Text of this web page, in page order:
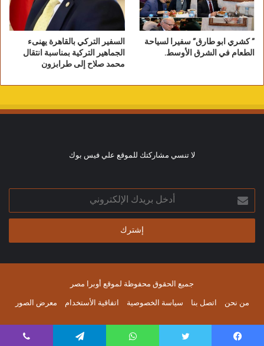
” كشري ابو طارق” سفيرا لسياحة
الطعام في الشرق الأوسط.
السفير التركي بالقاهرة يهنىء
الجماهير التركية بمناسبة انتقال
محمد صلاح إلى طرابزون
لا تنسي مشاركتك للموقع علي فيس بوك
أدخل
بريدك
الإلكتروني
جميع الحقوق محفوظة لموقع أوبرا مصر
من نحن
اتصل بنا سياسة الخصوصية اتفاقية الأستخدام معرض الصور